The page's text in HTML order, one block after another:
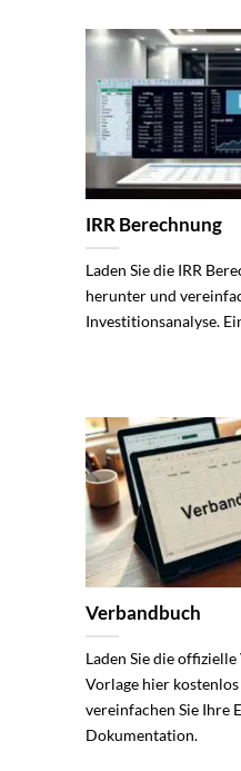
IRR Berechnung
Laden Sie die IRR
herunter und
Investitionsanalyse.
Verbandbuch
Laden Sie die
Vorlage hier
vereinfachen Sie Ihre
Dokumentation.